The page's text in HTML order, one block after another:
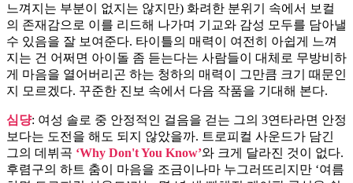
느껴지는 부분이 없지는 않지만) 화려한 분위기 속에서 보컬
의 존재감으로 이를 리드해 나가며 기교와 감성 모두를 담아낼
수 있음을 잘 보여준다. 타이틀의 매력이 여전히 아쉽게 느껴
지는 건 어쩌면 아이돌 좀 듣는다는 사람들이 대체로 무방비하
게 마음을 열어버리곤 하는 청하의 매력이 그만큼 크기 때문인
지 모르겠다. 꾸준한 진보 속에서 다음 작품을 기대해 본다.
심댱: 여성 솔로 중 안정적인 걸음을 걷는 그의 3연타라면 안정
보다는 도전을 해도 되지 않았을까. 트로피컬 사운드가 담긴
그의 데뷔곡 ‘Why Don't You Know’와 크게 달라진 것이 없다.
후렴구의 하트 춤이 마음을 조금이나마 누그러뜨리지만 ‘여름